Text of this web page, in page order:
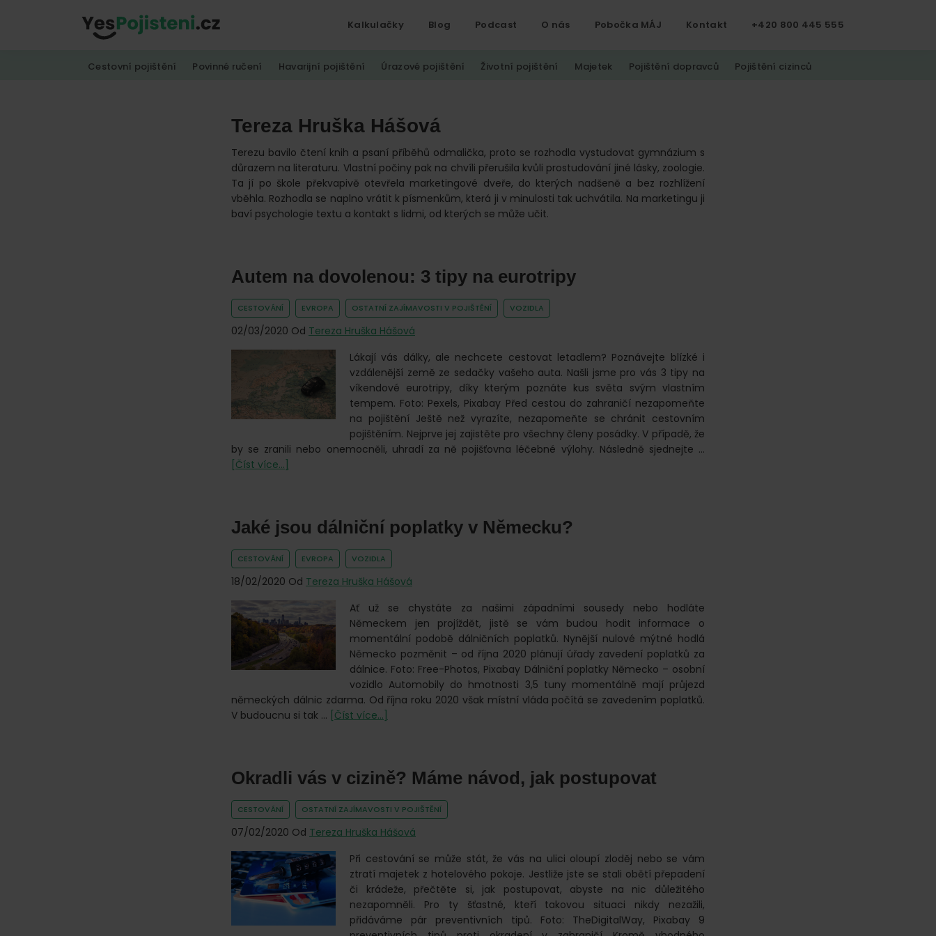
srovnávač
Kalkulačky Blog Podcast O nás Pobočka MÁJ Kontakt +420 800 445 555
Cestovní pojištění Povinné ručení Havarijní pojištění Úrazové pojištění Životní pojištění Majetek Pojištění dopravců Pojištění cizinců
Tereza Hruška Hášová
Terezu bavilo čtení knih a psaní příběhů odmalička, proto se rozhodla vystudovat gymnázium s
důrazem na literaturu. Vlastní počiny pak na chvíli přerušila kvůli prostudování jiné lásky, zoologie.
Ta jí po škole překvapivě otevřela marketingové dveře, do kterých nadšeně a bez rozhlížení
vběhla. Rozhodla se naplno vrátit k písmenkům, která ji v minulosti tak uchvátila. Na marketingu ji
baví psychologie textu a kontakt s lidmi, od kterých se může učit.
Autem na dovolenou: 3 tipy na eurotripy
CESTOVÁNÍ EVROPA OSTATNÍ ZAJÍMAVOSTI V POJIŠTĚNÍ VOZIDLA
02/03/2020 Od Tereza Hruška Hášová
Lákají vás dálky, ale nechcete cestovat letadlem? Poznávejte blízké i
vzdálenější země ze sedačky vašeho auta. Našli jsme pro vás 3 tipy na
víkendové eurotripy, díky kterým poznáte kus světa svým vlastním
tempem. Foto: Pexels, Pixabay Před cestou do zahraničí nezapomeňte
na pojištění Ještě než vyrazíte, nezapomeňte se chránit cestovním
pojištěním. Nejprve jej zajistěte pro všechny členy posádky. V případě, že
by se zranili nebo onemocněli, uhradí za ně pojišťovna léčebné výlohy. Následně sjednejte …
[Číst více...]
3
na
eurotripy
Jaké jsou dálniční poplatky v Německu?
CESTOVÁNÍ EVROPA VOZIDLA
18/02/2020 Od Tereza Hruška Hášová
Ať už se chystáte za našimi západními sousedy nebo hodláte
Německem jen projíždět, jistě se vám budou hodit informace o
momentální podobě dálničních poplatků. Nynější nulové mýtné hodlá
Německo pozměnit – od října 2020 plánují úřady zavedení poplatků za
dálnice. Foto: Free-Photos, Pixabay Dálniční poplatky Německo – osobní
vozidlo Automobily do hmotnosti 3,5 tuny momentálně mají průjezd
německých dálnic zdarma. Od října roku 2020 však místní vláda počítá se zavedením poplatků.
V budoucnu si tak … [Číst více...]
poplatky
Německu?
Okradli vás v cizině? Máme návod, jak postupovat
CESTOVÁNÍ OSTATNÍ ZAJÍMAVOSTI V POJIŠTĚNÍ
07/02/2020 Od Tereza Hruška Hášová
Při cestování se může stát, že vás na ulici oloupí zloděj nebo se vám
ztratí majetek z hotelového pokoje. Jestliže jste se stali obětí přepadení
či krádeže, přečtěte si, jak postupovat, abyste na nic důležitého
nezapomněli. Pro ty šťastné, kteří takovou situaci nikdy nezažili,
přidáváme pár preventivních tipů. Foto: TheDigitalWay, Pixabay 9